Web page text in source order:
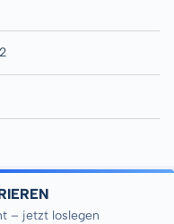
– jetzt loslegen